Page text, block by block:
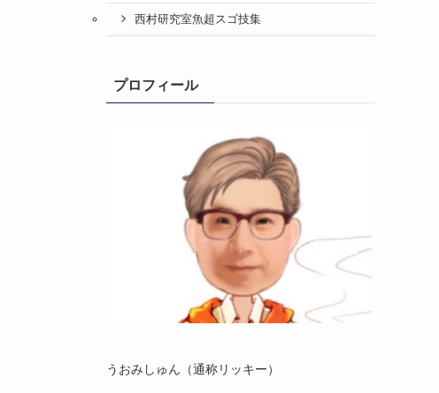
西村研究室魚超スゴ技集
プロフィール
うおみしゅん（通称リッキー）